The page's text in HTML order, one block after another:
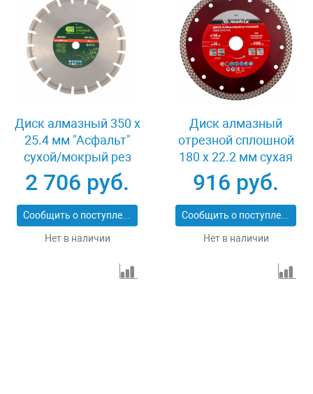
Диск алмазный 350 х
25.4 мм "Асфальт"
сухой/мокрый рез
Сибртех 731013
2 706 руб.
Сообщить о поступлении
Нет в наличии
Диск алмазный
отрезной сплошной
180 х 22.2 мм сухая
резка Matrix
Professional 73128
916 руб.
Сообщить о поступлении
Нет в наличии